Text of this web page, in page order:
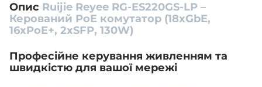
Опис Ruijie Reyee RG-ES220GS-LP –
Керований PoE комутатор (18xGbE,
16xPoE+, 2xSFP, 130W)
Професійне керування живленням та
швидкістю для вашої мережі